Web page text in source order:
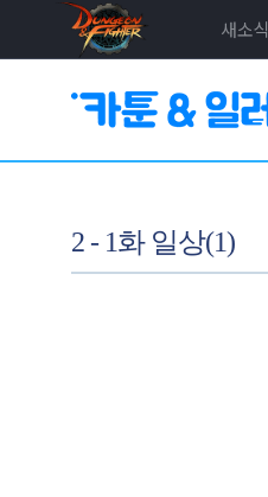
새소식
2 - 1화 일상(1)